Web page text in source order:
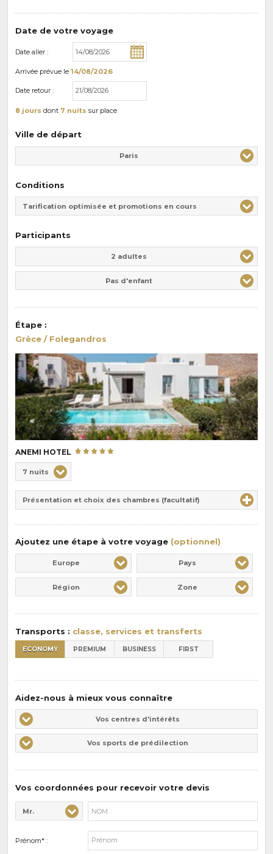
Date de votre voyage
Date aller :
Arrivée prévue le 14/08/2026
Date retour :
8 jours dont 7 nuits sur place
Ville de départ
Paris
Conditions
Tarification optimisée et promotions en cours
Participants
2 adultes
Pas d'enfant
Étape :
Grèce / Folegandros
ANEMI HOTEL
de
pension
:
Durée
7 nuits
Présentation et choix des chambres (facultatif)
Ajoutez une étape à votre voyage (optionnel)
Europe Pays
Région Zone
Transports : classe, services et transferts
ECONOMY PREMIUM BUSINESS FIRST
Aidez-nous à mieux vous connaître
Vos
centres
d'intérêts
Vos centres d'intérêts
Vos
sports
Vos sports de prédilection
Vos coordonnées pour recevoir votre devis
Civilité* :
Mr.
Nom* :
Prénom* :